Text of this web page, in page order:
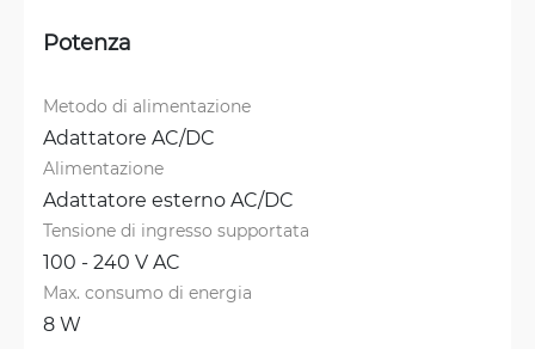
Potenza
Metodo di alimentazione
Adattatore AC/DC
Alimentazione
Adattatore esterno AC/DC
Tensione di ingresso supportata
100 - 240 V AC
Max. consumo di energia
8 W